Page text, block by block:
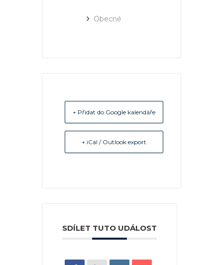
Obecné
+ Přidat do Google kalendáře
+ iCal / Outlook export
SDÍLET TUTO UDÁLOST